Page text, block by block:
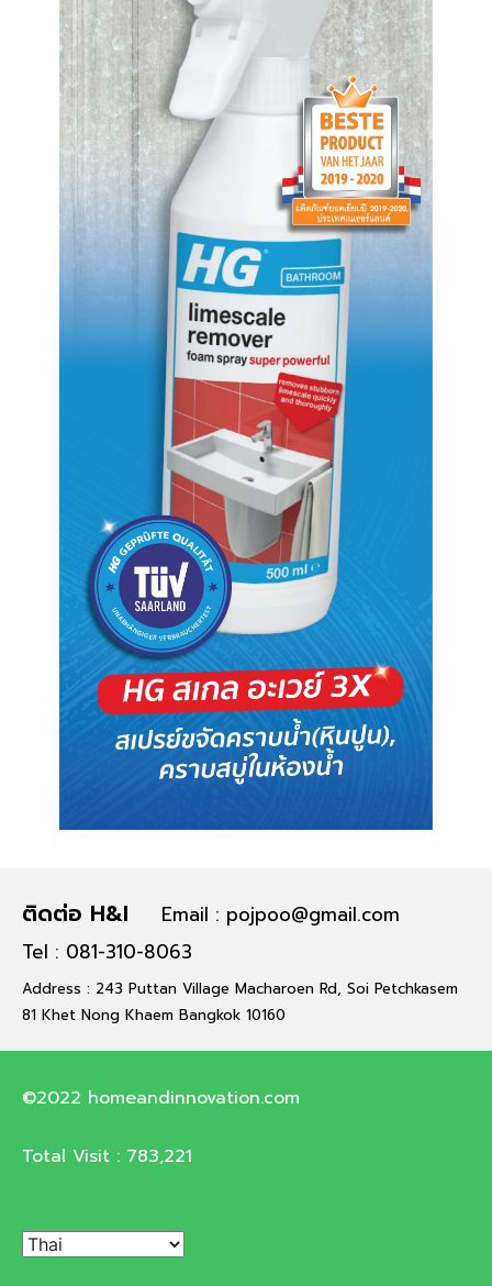
ติดต่อ H&I
Email : pojpoo@gmail.com
Tel : 081-310-8063
Address : 243 Puttan Village Macharoen Rd, Soi Petchkasem
81 Khet Nong Khaem Bangkok 10160
©2022 homeandinnovation.com
Total Visit : 783,221